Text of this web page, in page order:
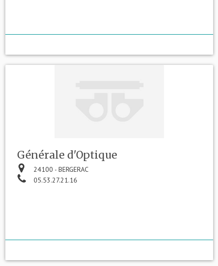
Générale d'Optique
24100 - BERGERAC
05.53.27.21.16